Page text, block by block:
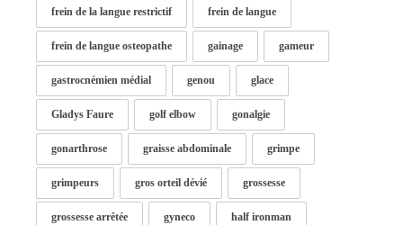
frein de la langue restrictif frein de langue
frein de langue osteopathe gainage gameur
gastrocnémien médial genou glace
Gladys Faure golf elbow gonalgie
gonarthrose graisse abdominale grimpe
grimpeurs gros orteil dévié grossesse
grossesse arrêtée gyneco half ironman